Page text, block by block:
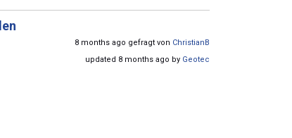
8 months ago gefragt von ChristianB
updated 8 months ago by Geotec